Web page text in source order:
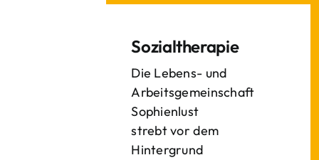
Sozialtherapie
Die Lebens- und
Arbeitsgemeinschaft
Sophienlust
strebt vor dem
Hintergrund